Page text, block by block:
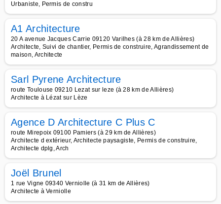
Urbaniste, Permis de constru
A1 Architecture
20 A avenue Jacques Carrie 09120 Varilhes (à 28 km de Allières)
Architecte, Suivi de chantier, Permis de construire, Agrandissement de
maison, Architecte
Sarl Pyrene Architecture
route Toulouse 09210 Lezat sur leze (à 28 km de Allières)
Architecte à Lézat sur Lèze
Agence D Architecture C Plus C
route Mirepoix 09100 Pamiers (à 29 km de Allières)
Architecte d extérieur, Architecte paysagiste, Permis de construire,
Architecte dplg, Arch
Joël Brunel
1 rue Vigne 09340 Verniolle (à 31 km de Allières)
Architecte à Verniolle